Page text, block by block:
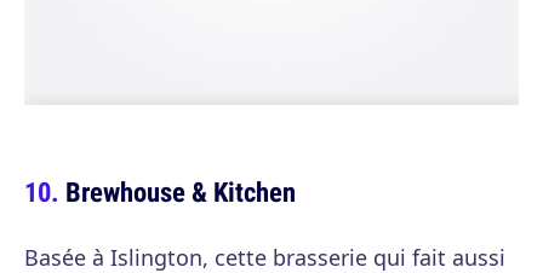
Brewhouse & Kitchen
Basée à Islington, cette brasserie qui fait aussi